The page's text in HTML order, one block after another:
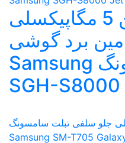
ماژول دوربین 5 مگاپیکسلی
برد گوشی
موبایل سامسونگ Samsung
SGH-